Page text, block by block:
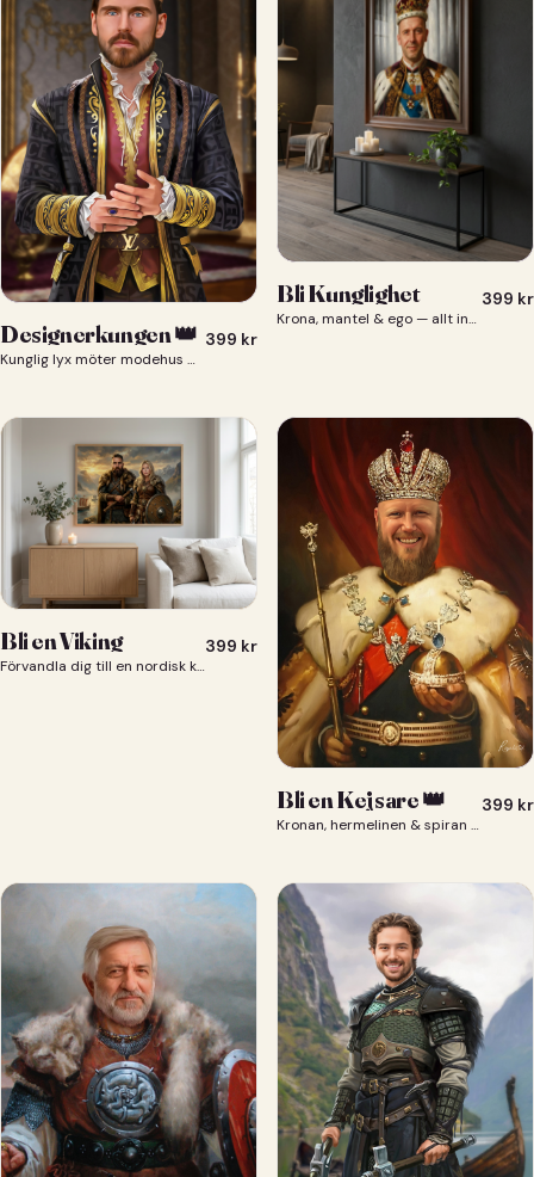
Designerkungen 👑
Kunglig lyx möter modehus — du som designerkung 👑
399 kr
Bli Kunglighet
Krona, mantel & ego — allt ingår 👑
399 kr
Bli en Viking
Förvandla dig till en nordisk krigare i ett episkt vikingaporträtt.
399 kr
Bli en Kejsare 👑
Kronan, hermelinen & spiran — du som kejsare 👑
399 kr